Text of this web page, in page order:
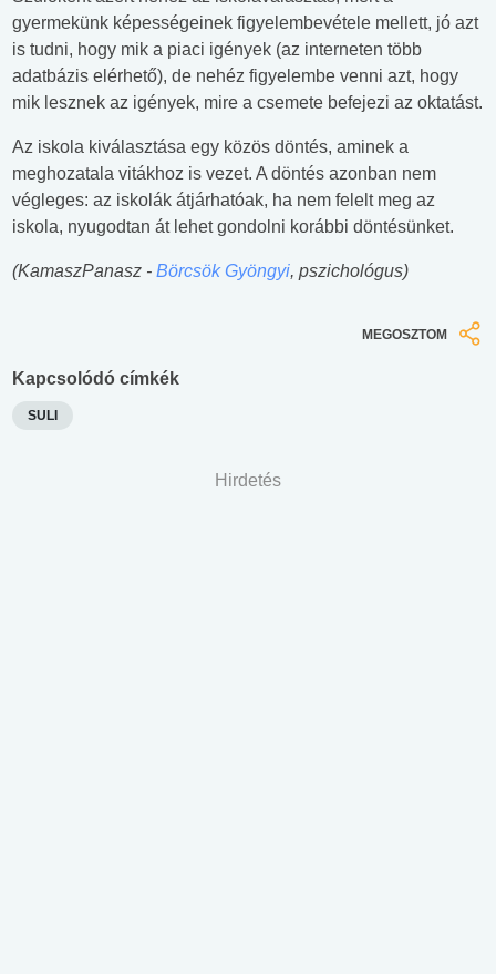
gyermekünk képességeinek figyelembevétele mellett, jó azt
is tudni, hogy mik a piaci igények (az interneten több
adatbázis elérhető), de nehéz figyelembe venni azt, hogy
mik lesznek az igények, mire a csemete befejezi az oktatást.
Az iskola kiválasztása egy közös döntés, aminek a
meghozatala vitákhoz is vezet. A döntés azonban nem
végleges: az iskolák átjárhatóak, ha nem felelt meg az
iskola, nyugodtan át lehet gondolni korábbi döntésünket.
(KamaszPanasz - Börcsök Gyöngyi, pszichológus)
MEGOSZTOM
Kapcsolódó címkék
SULI
Hirdetés